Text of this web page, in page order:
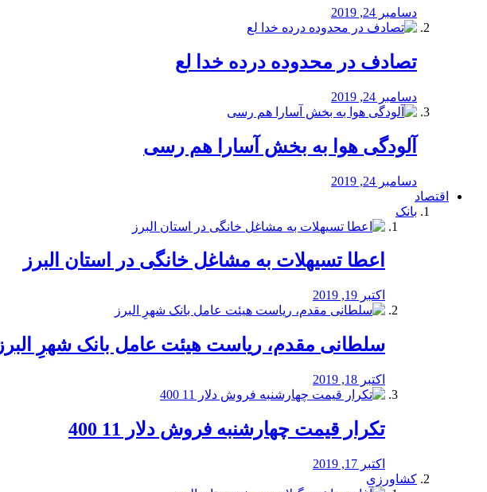
دسامبر 24, 2019
تصادف در محدوده درده خدا لع
دسامبر 24, 2019
آلودگی هوا به بخش آسارا هم رسی
دسامبر 24, 2019
اقتصاد
بانک
️اعطا تسیهلات به مشاغل خانگی در استان البرز
اکتبر 19, 2019
سلطانی مقدم، ریاست هیئت عامل بانک شهرِ البرز
اکتبر 18, 2019
تکرار قیمت چهارشنبه فروش دلار 11 400
اکتبر 17, 2019
کشاورزی